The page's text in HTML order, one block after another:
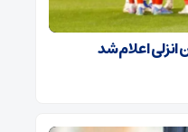
انزلی اعلام شد